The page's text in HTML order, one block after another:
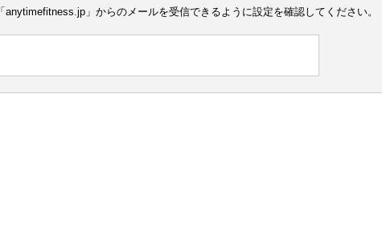
「anytimefitness.jp」からのメールを受信できるように設定を確認してください。